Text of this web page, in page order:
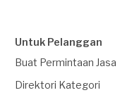
Untuk Pelanggan
Buat Permintaan Jasa
Direktori Kategori